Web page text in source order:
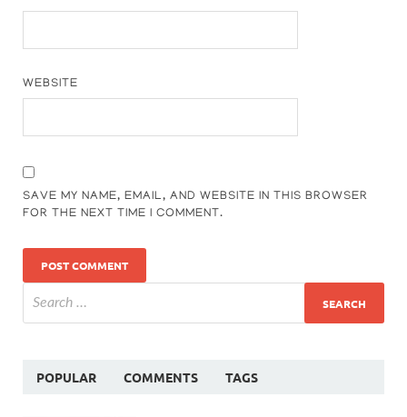
WEBSITE
SAVE MY NAME, EMAIL, AND WEBSITE IN THIS BROWSER
FOR THE NEXT TIME I COMMENT.
POPULAR COMMENTS TAGS